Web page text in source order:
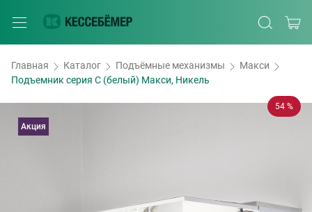
Главная Каталог Подъёмные механизмы
Макси
Подъемник серия C (белый) Макси, Никель
54 %
Акция